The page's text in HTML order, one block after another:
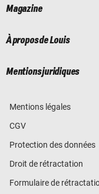
Magazine
À propos de Louis
Mentions juridiques
Mentions légales
CGV
Protection des données
Droit de rétractation
Formulaire de